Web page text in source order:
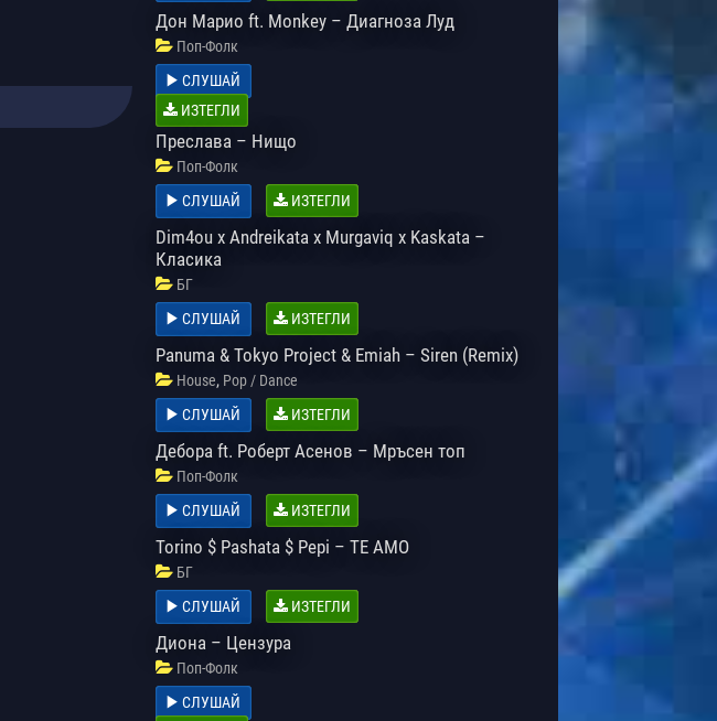
Дон Марио ft. Monkey – Диагноза Луд
Поп-Фолк
СЛУШАЙ
ИЗТЕГЛИ
Преслава – Нищо
Поп-Фолк
СЛУШАЙ
ИЗТЕГЛИ
Dim4ou x Andreikata x Murgaviq x Kaskata –
Класика
БГ
СЛУШАЙ
ИЗТЕГЛИ
Panuma & Tokyo Project & Emiah – Siren (Remix)
House, Pop / Dance
СЛУШАЙ
ИЗТЕГЛИ
Дебора ft. Роберт Асенов – Мръсен топ
Поп-Фолк
СЛУШАЙ
ИЗТЕГЛИ
Torino $ Pashata $ Pepi – TE AMO
БГ
СЛУШАЙ
ИЗТЕГЛИ
Диона – Цензура
Поп-Фолк
СЛУШАЙ